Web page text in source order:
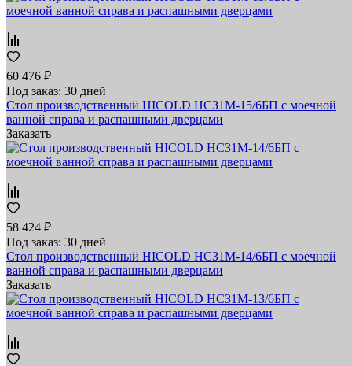
60 476 ₽
Под заказ: 30 дней
Стол производственный HICOLD НСЗ1М-15/6БП с моечной
ванной справа и распашными дверцами
Заказать
58 424 ₽
Под заказ: 30 дней
Стол производственный HICOLD НСЗ1М-14/6БП с моечной
ванной справа и распашными дверцами
Заказать